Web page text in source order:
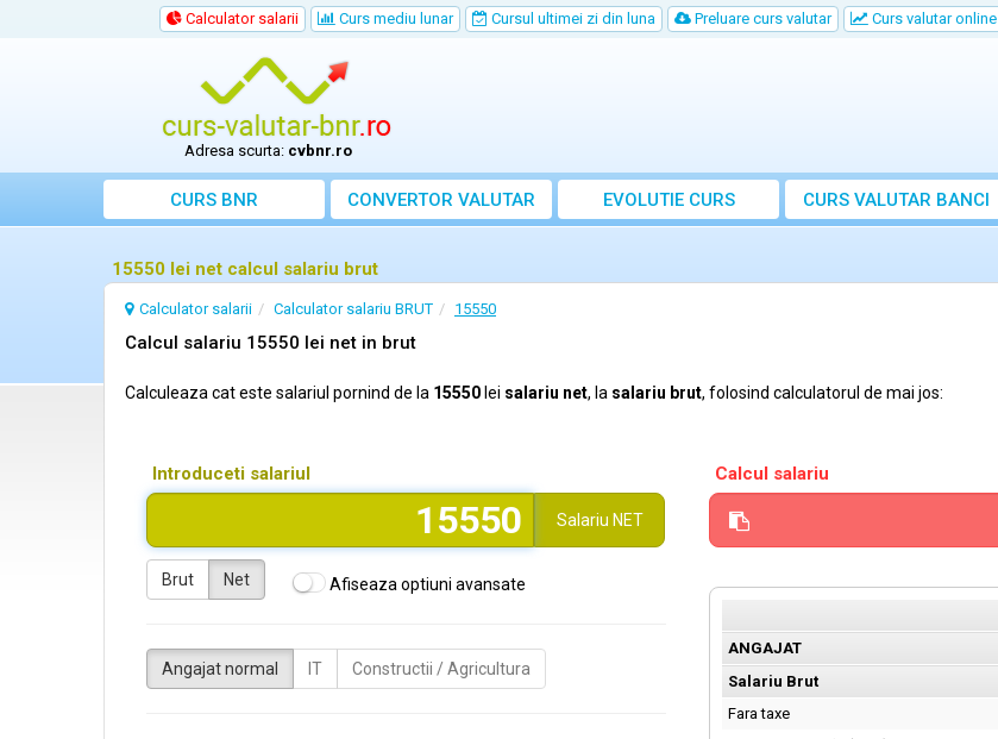
Calculator salarii Curs mediu lunar Cursul ultimei zi din luna Preluare curs valutar Curs valutar online
Adresa scurta: cvbnr.ro
CURS BNR CONVERTOR VALUTAR EVOLUTIE CURS CURS VALUTAR BANCI
15550 lei net calcul salariu brut
Calculator salarii Calculator salariu BRUT 15550
Calcul salariu 15550 lei net in brut
Calculeaza cat este salariul pornind de la 15550 lei salariu net, la salariu brut, folosind calculatorul de mai jos:
Introduceti salariul
Salariu NET
Brut Net Afiseaza optiuni avansate
Angajat normal IT Constructii / Agricultura
Calcul salariu
ANGAJAT
Salariu Brut
Fara taxe